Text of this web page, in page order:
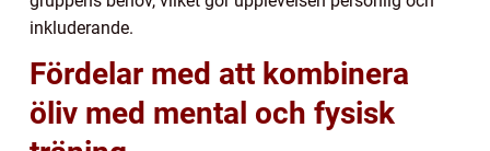
inkluderande.
Fördelar med att kombinera
öliv med mental och fysisk